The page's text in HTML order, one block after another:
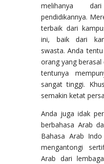
melihanya
pendidikannya.
terbaik dari
ini, baik dari
swasta. Anda
orang yang
tentunya
sangat tinggi.
semakin ketat
Anda juga idak
berbahasa Arab
Bahasa Arab
mengantongi
Arab dari